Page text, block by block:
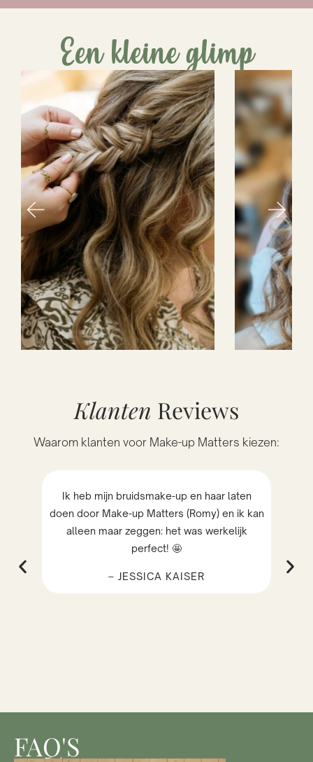
Een kleine glimp
Klanten Reviews
Waarom klanten voor Make-up Matters kiezen:
Ik heb mijn bruidsmake-up en haar laten
doen door Make-up Matters (Romy) en ik kan
alleen maar zeggen: het was werkelijk
perfect! 🤩
– JESSICA KAISER
FAQ'S